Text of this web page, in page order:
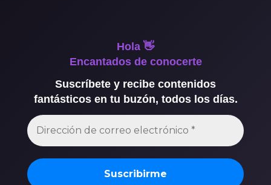
Hola 👋
Encantados de conocerte
Suscríbete y recibe contenidos
fantásticos en tu buzón, todos los días.